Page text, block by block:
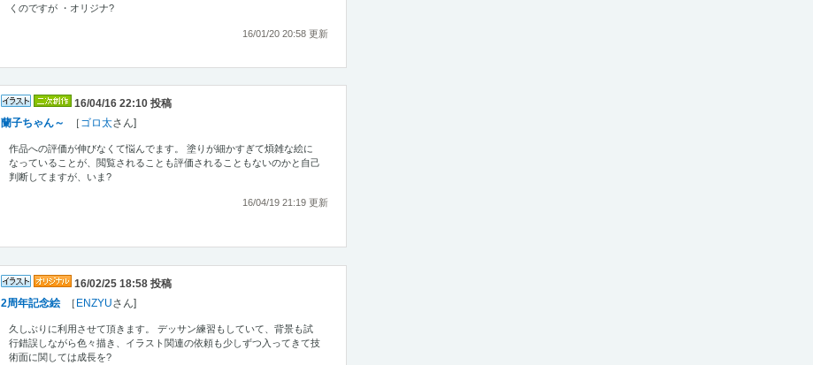
くのですが ・オリジナ?
16/01/20 20:58 更新
16/04/16 22:10 投稿
蘭子ちゃん～
［ ゴロ太さん]
作品への評価が伸びなくて悩んでます。 塗りが細かすぎて煩雑な絵に
なっていることが、閲覧されることも評価されることもないのかと自己
判断してますが、いま?
16/04/19 21:19 更新
16/02/25 18:58 投稿
2周年記念絵［ ENZYUさん]
久しぶりに利用させて頂きます。 デッサン練習もしていて、背景も試
行錯誤しながら色々描き、イラスト関連の依頼も少しずつ入ってきて技
術面に関しては成長を?